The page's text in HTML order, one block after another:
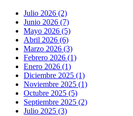
Julio 2026 (2)
Junio 2026 (7)
Mayo 2026 (5)
Abril 2026 (6)
Marzo 2026 (3)
Febrero 2026 (1)
Enero 2026 (1)
Diciembre 2025 (1)
Noviembre 2025 (1)
Octubre 2025 (5)
Septiembre 2025 (2)
Julio 2025 (3)